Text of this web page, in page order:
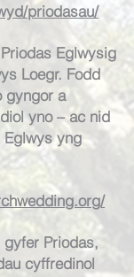
priodasau/
Eglwysig
Loegr. Fodd
gyngor a
yno – ac nid
Eglwys yng
gyfer Priodas,
cyffredinol